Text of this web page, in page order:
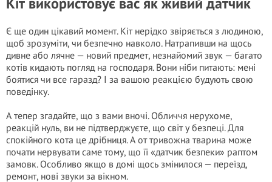
Є ще один цікавий момент. Кіт нерідко звіряється з людиною,
щоб зрозуміти, чи безпечно навколо. Натрапивши на щось
дивне або лячне — новий предмет, незнайомий звук — багато
котів кидають погляд на господаря. Вони ніби питають: мені
боятися чи все гаразд? І за вашою реакцією будують свою
поведінку.
А тепер згадайте, що з вами вночі. Обличчя нерухоме,
реакцій нуль, ви не підтверджуєте, що світ у безпеці. Для
спокійного кота це дрібниця. А от тривожна тварина може
почати нервувати саме тому, що її «датчик безпеки» раптом
замовк. Особливо якщо в домі щось змінилося — переїзд,
ремонт, нові звуки за вікном.